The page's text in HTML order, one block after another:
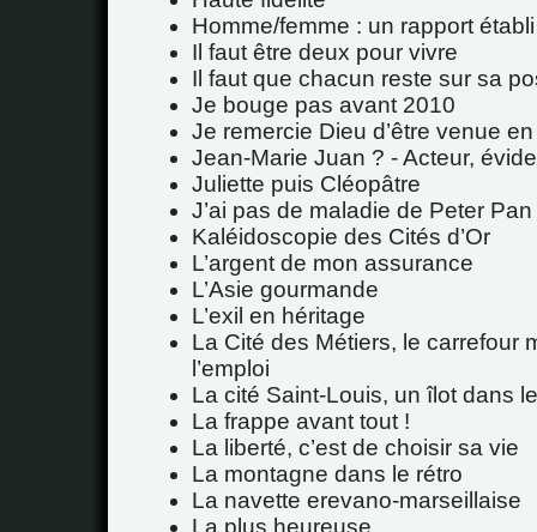
Homme/femme : un rapport
Il faut être deux pour vivre
Il faut que chacun reste sur sa
Je bouge pas avant 2010
Je remercie Dieu d’être venue
Jean-Marie Juan ? - Acteur,
Juliette puis Cléopâtre
J’ai pas de maladie de Peter Pan
Kaléidoscopie des Cités d’Or
L’argent de mon assurance
L’Asie gourmande
L’exil en héritage
La Cité des Métiers, le carrefour
l’emploi
La cité Saint-Louis, un îlot dans
La frappe avant tout !
La liberté, c’est de choisir sa vie
La montagne dans le rétro
La navette erevano-marseillaise
La plus heureuse